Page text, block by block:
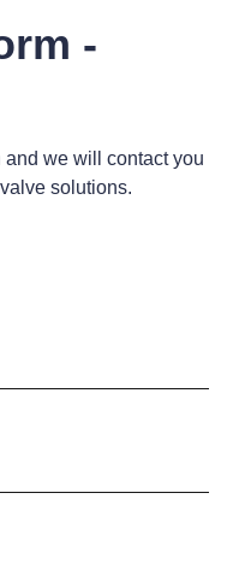
-
and we will contact you
solutions.